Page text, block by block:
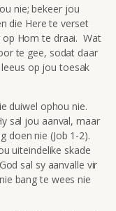
nie; bekeer jou
die Here te verset
op Hom te draai. Wat
te gee, sodat daar
op jou toesak
duiwel ophou nie.
sal jou aanval, maar
doen nie (Job 1-2).
uiteindelike skade
sal sy aanvalle vir
bang te wees nie